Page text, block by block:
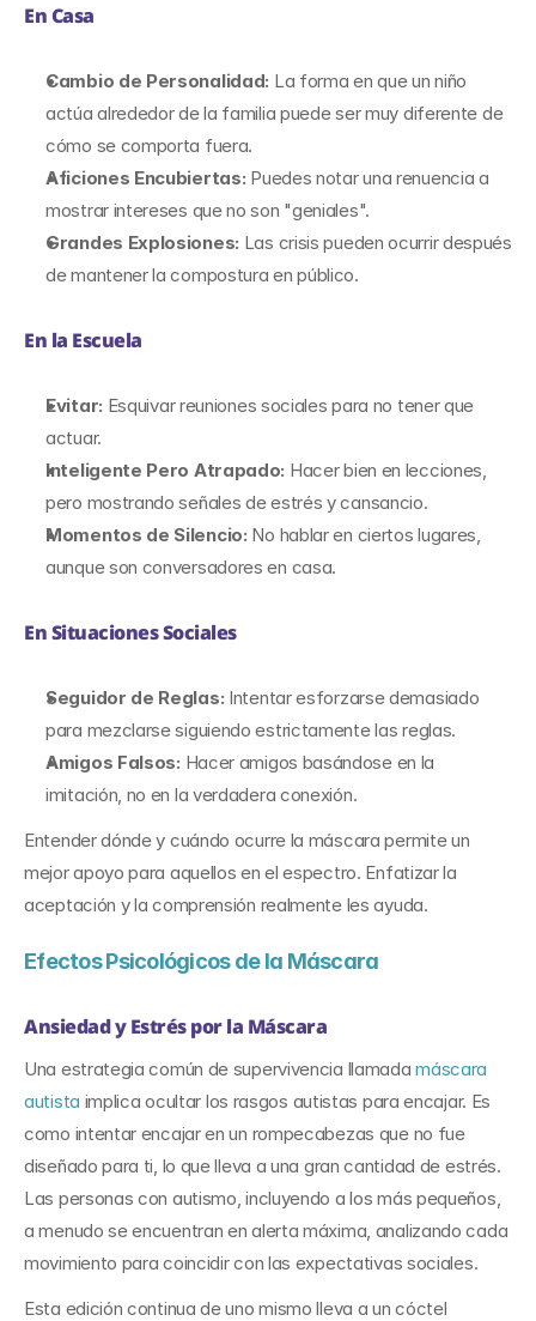
En Casa
Cambio de Personalidad: La forma en que un niño
actúa alrededor de la familia puede ser muy diferente de
cómo se comporta fuera.
Aficiones Encubiertas: Puedes notar una renuencia a
mostrar intereses que no son "geniales".
Grandes Explosiones: Las crisis pueden ocurrir después
de mantener la compostura en público.
En la Escuela
Evitar: Esquivar reuniones sociales para no tener que
actuar.
Inteligente Pero Atrapado: Hacer bien en lecciones,
pero mostrando señales de estrés y cansancio.
Momentos de Silencio: No hablar en ciertos lugares,
aunque son conversadores en casa.
En Situaciones Sociales
Seguidor de Reglas: Intentar esforzarse demasiado
para mezclarse siguiendo estrictamente las reglas.
Amigos Falsos: Hacer amigos basándose en la
imitación, no en la verdadera conexión.
Entender dónde y cuándo ocurre la máscara permite un
mejor apoyo para aquellos en el espectro. Enfatizar la
aceptación y la comprensión realmente les ayuda.
Efectos Psicológicos de la Máscara
Ansiedad y Estrés por la Máscara
Una estrategia común de supervivencia llamada máscara
autista implica ocultar los rasgos autistas para encajar. Es
como intentar encajar en un rompecabezas que no fue
diseñado para ti, lo que lleva a una gran cantidad de estrés.
Las personas con autismo, incluyendo a los más pequeños,
a menudo se encuentran en alerta máxima, analizando cada
movimiento para coincidir con las expectativas sociales.
Esta edición continua de uno mismo lleva a un cóctel